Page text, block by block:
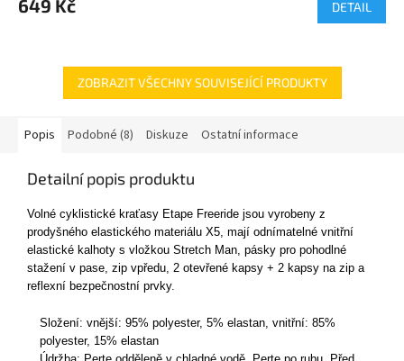
649 Kč DETAIL
ZOBRAZIT VŠECHNY SOUVISEJÍCÍ PRODUKTY
Popis Podobné (8) Diskuze Ostatní informace
Detailní popis produktu
Volné cyklistické kraťasy Etape Freeride jsou vyrobeny z
prodyšného elastického materiálu X5, mají odnímatelné vnitřní
elastické kalhoty s vložkou Stretch Man, pásky pro pohodlné
stažení v pase, zip vpředu, 2 otevřené kapsy + 2 kapsy na zip a
reflexní bezpečnostní prvky.
Složení: vnější: 95% polyester, 5% elastan, vnitřní: 85%
polyester, 15% elastan